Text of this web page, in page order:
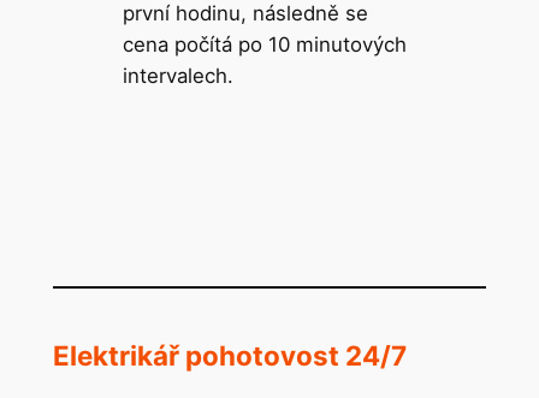
první hodinu, následně se
cena počítá po 10 minutových
intervalech.
Elektrikář pohotovost 24/7